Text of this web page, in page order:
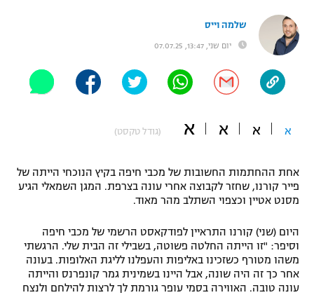
"מחצית בשכונה" – פודקאסט
משתתפים וזוכים בפרסים
תקנון משתתפים וזוכים בפרסים
תקנון עבור פעילות ספורט 1 – "מרלן"
טניס
גיימינג E-Sports
תנאי שימוש
מדיניות פרטיות
אופניים
ספורט מוטורי
בייסבול MLB
אומנויות לחימה
גיימינג E-Sports
שלמה וייס
יום שני, 13:47, 07.07.25
א א א א (גודל טקסט)
אחת ההחתמות החשובות של מכבי חיפה בקיץ הנוכחי הייתה של
פייר קורנו, שחזר לקבוצה אחרי עונה בצרפת. המגן השמאלי הגיע
מסנט אטיין וכצפוי השתלב מהר מאוד.
היום (שני) קורנו התראיין לפודקאסט הרשמי של מכבי חיפה
וסיפר: "זו הייתה החלטה פשוטה, בשבילי זה הבית שלי. הרגשתי
משהו מטורף כשזכינו באליפות והעפלנו לליגת האלופות. בעונה
אחר כך זה היה שונה, אבל היינו בשמינית גמר קונפרנס והייתה
עונה טובה. האווירה בסמי עופר גורמת לך לרצות להילחם ולנצח